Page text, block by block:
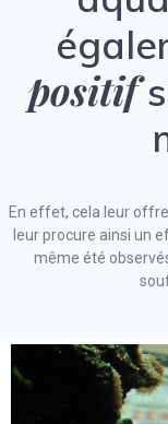
positif
En effet, cela leur
leur procure ainsi un
même été